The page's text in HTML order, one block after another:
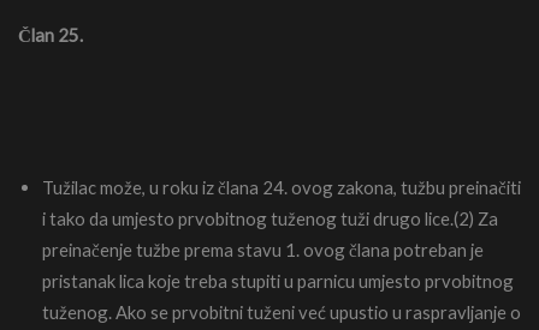
Član 25.
Tužilac može, u roku iz člana 24. ovog zakona, tužbu preinačiti
i tako da umjesto prvobitnog tuženog tuži drugo lice.(2) Za
preinačenje tužbe prema stavu 1. ovog člana potreban je
pristanak lica koje treba stupiti u parnicu umjesto prvobitnog
tuženog. Ako se prvobitni tuženi već upustio u raspravljanje o